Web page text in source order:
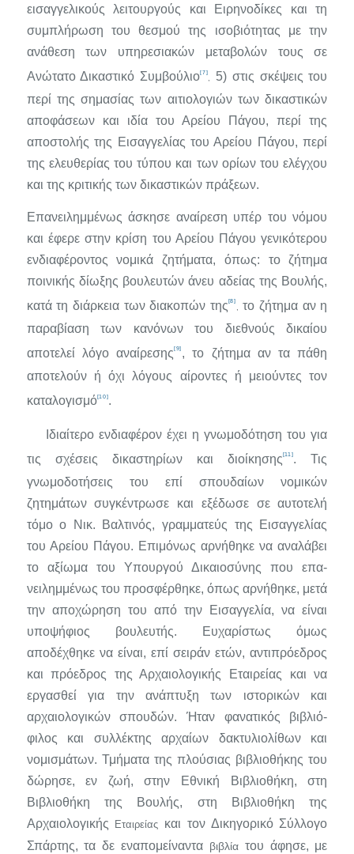
εισαγγελικούς λειτουργούς και Ειρηνοδίκες και τη
συμπλήρωση του θεσμού της ισοβιότητας με την
ανάθεση των υπη­ρεσιακών μεταβολών τους σε
Ανώτατο Δικαστικό Συμβούλιο[7]
5) στις σκέψεις του
περί της σημασίας των αιτιολογιών των δικαστικών
απο­φάσεων και ιδία του Αρείου Πάγου, περί της
αποστολής της Εισαγγε­λίας του Αρείου Πάγου, περί
της ελευθερίας του τύπου και των ορίων του ελέγχου
και της κριτικής των δικαστικών πράξεων.
Επανειλημμένως άσκησε αναίρεση υπέρ του νόμου
και έφερε στην κρίση του Αρείου Πάγου γενικότερου
ενδιαφέροντος νομικά ζητήματα, όπως: το ζήτημα
ποινικής δίωξης βουλευτών άνευ αδείας της Βουλής,
κατά τη διάρκεια των διακοπών της [8]
το ζήτημα αν η
παραβίαση των κανόνων του διεθνούς δικαίου
αποτελεί λόγο αναίρεσης[9] , το ζήτημα αν τα πάθη
αποτελούν ή όχι λόγους αίροντες ή μειούντες τον
καταλο­γισμό[10].
Ιδιαίτερο ενδιαφέρον έχει η γνωμοδότηση του για
τις σχέσεις δικα­στηρίων και διοίκησης [11] . Τις
γνωμοδοτήσεις του επί σπουδαίων νομι­κών
ζητημάτων συγκέντρωσε και εξέδωσε σε αυτοτελή
τόμο ο Νικ. Βαλτινός, γραμματεύς της Εισαγγελίας
του Αρείου Πάγου. Επιμόνως αρνήθηκε να αναλάβει
το αξίωμα του Υπουργού Δικαιοσύνης που επα­
νειλημμένως του προσφέρθηκε, όπως αρνήθηκε, μετά
την αποχώρηση του από την Εισαγγελία, να είναι
υποψήφιος βουλευτής. Ευχαρίστως όμως
αποδέχθηκε να είναι, επί σειράν ετών, αντιπρόεδρος
και πρόε­δρος της Αρχαιολογικής Εταιρείας και να
εργασθεί για την ανάπτυξη των ιστορικών και
αρχαιολογικών σπουδών. Ήταν φανατικός βιβλιό­
φιλος και συλλέκτης αρχαίων δακτυλιολίθων και
νομισμάτων. Τμήμα­τα της πλούσιας βιβλιοθήκης του
δώρησε, εν ζωή, στην Εθνική Βιβλιο­θήκη, στη
Βιβλιοθήκη της Βουλής, στη Βιβλιοθήκη της
Αρχαιολογικής Εταιρείας και τον Δικηγορικό Σύλλογο
Σπάρτης, τα δε εναπομείναντα βιβλίατου άφησε, με